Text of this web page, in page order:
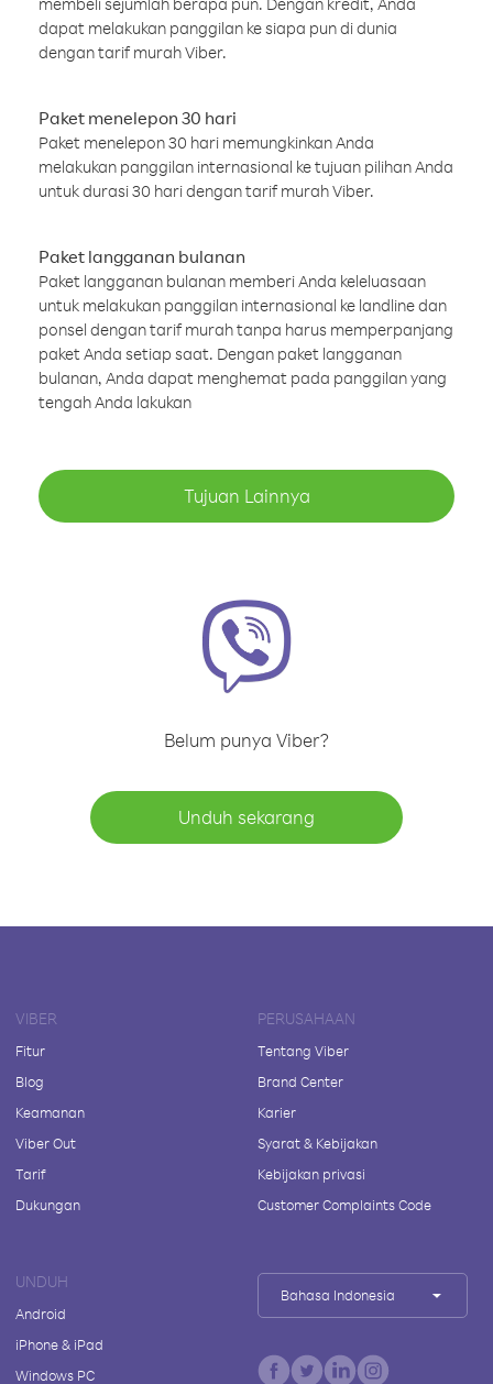
dapat melakukan panggilan ke siapa pun di dunia
dengan tarif murah Viber.
Paket menelepon 30 hari
Paket menelepon 30 hari memungkinkan Anda
melakukan panggilan internasional ke tujuan pilihan Anda
untuk durasi 30 hari dengan tarif murah Viber.
Paket langganan bulanan
Paket langganan bulanan memberi Anda keleluasaan
untuk melakukan panggilan internasional ke landline dan
ponsel dengan tarif murah tanpa harus memperpanjang
paket Anda setiap saat. Dengan paket langganan
bulanan, Anda dapat menghemat pada panggilan yang
tengah Anda lakukan
Tujuan Lainnya
Belum punya Viber?
Unduh sekarang
VIBER
Fitur
Blog
Keamanan
Viber Out
Tarif
Dukungan
PERUSAHAAN
Tentang Viber
Brand Center
Karier
Syarat & Kebijakan
Kebijakan privasi
Customer Complaints Code
UNDUH
Android
iPhone & iPad
Windows PC
Bahasa Indonesia